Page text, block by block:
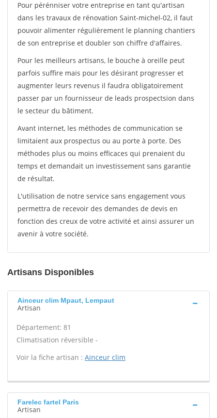
Pour pérénniser votre entreprise en tant qu'artisan
dans les travaux de rénovation Saint-michel-02, il faut
pouvoir alimenter régulièrement le planning chantiers
de son entreprise et doubler son chiffre d'affaires.
Pour les meilleurs artisans, le bouche à oreille peut
parfois suffire mais pour les désirant progresser et
augmenter leurs revenus il faudra obligatoirement
passer par un fournisseur de leads prospectsion dans
le secteur du bâtiment.
Avant internet, les méthodes de communication se
limitaient aux prospectus ou au porte à porte. Des
méthodes plus ou moins efficaces qui prenaient du
temps et demandait un investissement sans garantie
de résultat.
L'utilisation de notre service sans engagement vous
permettra de recevoir des demandes de devis en
fonction des creux de votre activité et ainsi assurer un
avenir à votre société.
Artisans Disponibles
Ainceur clim Mpaut, Lempaut
Artisan
Département: 81
Climatisation réversible -
Voir la fiche artisan : Ainceur clim
Farelec fartel Paris
Artisan